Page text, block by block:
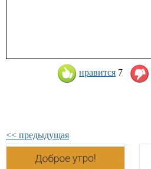
нравится 7
<< предыдущая